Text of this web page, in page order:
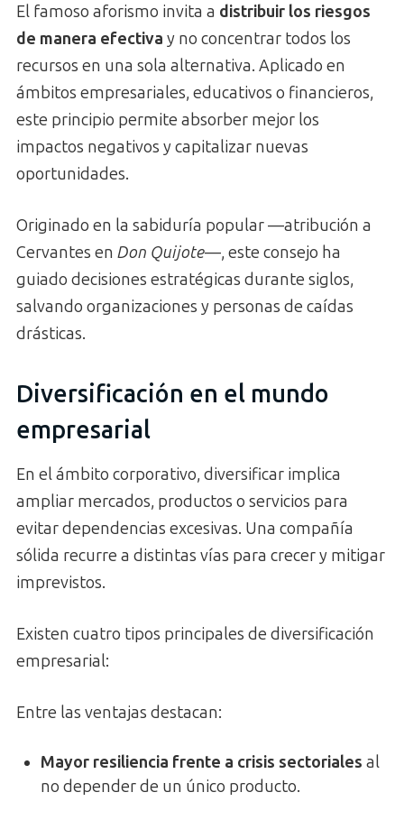
El famoso aforismo invita a distribuir los riesgos
de manera efectiva y no concentrar todos los
recursos en una sola alternativa. Aplicado en
ámbitos empresariales, educativos o financieros,
este principio permite absorber mejor los
impactos negativos y capitalizar nuevas
oportunidades.
Originado en la sabiduría popular —atribución a
Cervantes en Don Quijote—, este consejo ha
guiado decisiones estratégicas durante siglos,
salvando organizaciones y personas de caídas
drásticas.
Diversificación en el mundo
empresarial
En el ámbito corporativo, diversificar implica
ampliar mercados, productos o servicios para
evitar dependencias excesivas. Una compañía
sólida recurre a distintas vías para crecer y mitigar
imprevistos.
Existen cuatro tipos principales de diversificación
empresarial:
Entre las ventajas destacan:
Mayor resiliencia frente a crisis sectoriales al
no depender de un único producto.